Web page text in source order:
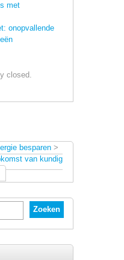
met
onopvallende
closed.
besparen >
van kundig